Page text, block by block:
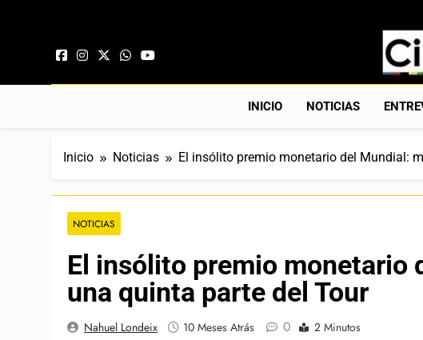
Web
INICIO NOTICIAS
Inicio Noticias El insólito premio monetario del Mundial:
NOTICIAS
El insólito premio monetario
una quinta parte del Tour
Nahuel Londeix 10 Meses Atrás 0 2 Minutos